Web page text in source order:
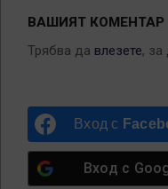
ВАШИЯТ КОМЕНТАР
Трябва да влезете, за
Вход с
Вход с